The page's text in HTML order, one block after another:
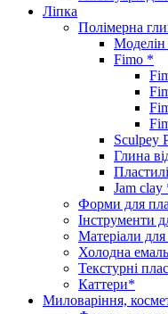
Ліпка
Полімерна
Fimo *
Sculpey
Глина
Jam clay
Форми для
Інструменти
Матеріали
Холодна емаль
Текстурні
Каттери*
Миловаріння,